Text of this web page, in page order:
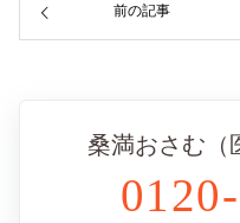
前の記事
桑満おさむ（